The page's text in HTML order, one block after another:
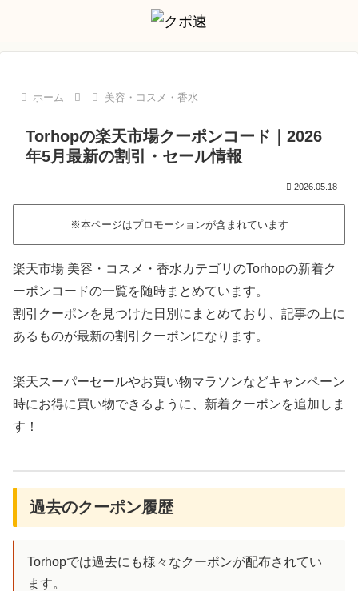
ホーム 美容・コスメ・香水
Torhopの楽天市場クーポンコード｜2026
年5月最新の割引・セール情報
2026.05.18
※本ページはプロモーションが含まれています
楽天市場 美容・コスメ・香水カテゴリのTorhopの新着ク
ーポンコードの一覧を随時まとめています。
割引クーポンを見つけた日別にまとめており、記事の上に
あるものが最新の割引クーポンになります。
楽天スーパーセールやお買い物マラソンなどキャンペーン
時にお得に買い物できるように、新着クーポンを追加しま
す！
過去のクーポン履歴
Torhopでは過去にも様々なクーポンが配布されてい
ます。